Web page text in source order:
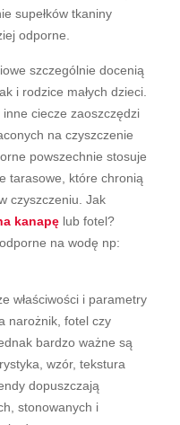
supełków tkaniny
odporne.
szczególnie docenią
i rodzice małych dzieci.
ciecze zaoszczędzi
na czyszczenie
powszechnie stosuje
tarasowe, które chronią
czyszczeniu. Jak
kanapę lub fotel?
na wodę np:
właściwości i parametry
narożnik, fotel czy
bardzo ważne są
wzór, tekstura
dopuszczają
stonowanych i